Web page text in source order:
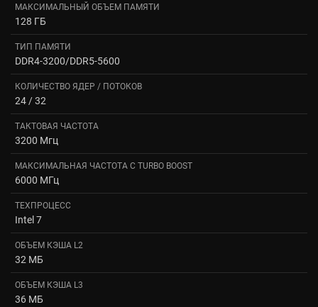
МАКСИМАЛЬНЫЙ ОБЪЕМ ПАМЯТИ
128 ГБ
ТИП ПАМЯТИ
DDR4-3200/DDR5-5600
КОЛИЧЕСТВО ЯДЕР / ПОТОКОВ
24 / 32
ТАКТОВАЯ ЧАСТОТА
3200 Мгц
МАКСИМАЛЬНАЯ ЧАСТОТА С TURBO BOOST
6000 МГц
ТЕХПРОЦЕСС
Intel 7
ОБЪЕМ КЭША L2
32 МБ
ОБЪЕМ КЭША L3
36 МБ